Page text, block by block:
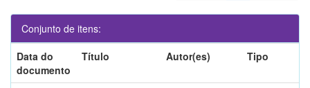
Conjunto de itens:
Data do
documento
Título Autor(es) Tipo